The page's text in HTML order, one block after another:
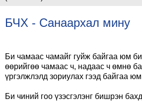
БЧХ - Санаархал мину
Би чамаас чамайг гуйж байгаа юм
өөрийгөө чамаас ч, надаас ч өмнө
үргэлжлэлд зориулах гээд байгаа
Би чиний гоо үзэсгэлэнг бишрэн